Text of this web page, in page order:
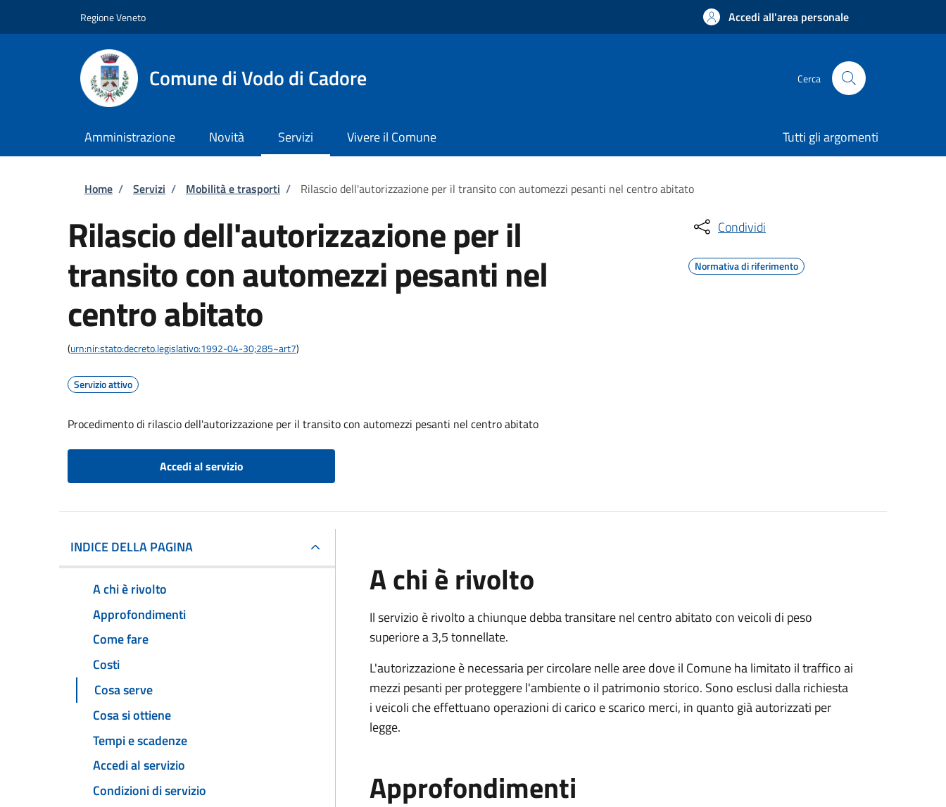
Regione Veneto Accedi all'area personale
Comune di Vodo di Cadore Cerca
Amministrazione Novità Servizi Vivere il Comune Tutti gli argomenti
Briciole di pane
Home / Servizi / Mobilità e trasporti / Rilascio dell'autorizzazione per il transito con automezzi pesanti nel centro abitato
Rilascio dell'autorizzazione per il
transito con automezzi pesanti nel
centro abitato
(urn:nir:stato:decreto.legislativo:1992-04-30;285~art7)
Servizio attivo
Procedimento di rilascio dell'autorizzazione per il transito con automezzi pesanti nel centro abitato
Accedi al servizio
Condividi
Normativa di riferimento
INDICE DELLA PAGINA
A chi è rivolto
Approfondimenti
Come fare
Costi
Cosa serve
Cosa si ottiene
Tempi e scadenze
Accedi al servizio
Condizioni di servizio
A chi è rivolto
Il servizio è rivolto a chiunque debba transitare nel centro abitato con veicoli di peso
superiore a 3,5 tonnellate.
L'autorizzazione è necessaria per circolare nelle aree dove il Comune ha limitato il traffico ai
mezzi pesanti per proteggere l'ambiente o il patrimonio storico. Sono esclusi dalla richiesta
i veicoli che effettuano operazioni di carico e scarico merci, in quanto già autorizzati per
legge.
Approfondimenti